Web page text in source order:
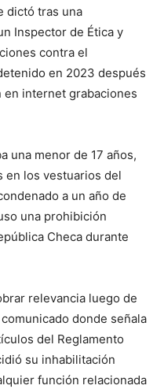
dictó tras una
Inspector de Ética y
contra el
en 2023 después
en internet grabaciones
una menor de 17 años,
en los vestuarios del
a un año de
una prohibición
Checa durante
relevancia luego de
donde señala
del Reglamento
su inhabilitación
función relacionada